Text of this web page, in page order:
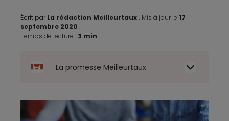
Écrit par La rédaction Meilleurtaux . Mis à jour le 17
septembre 2020 .
Temps de lecture : 3 min
La promesse Meilleurtaux